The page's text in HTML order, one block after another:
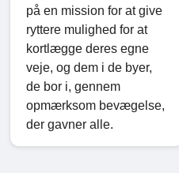
på en mission for at give
ryttere mulighed for at
kortlægge deres egne
veje, og dem i de byer,
de bor i, gennem
opmærksom bevægelse,
der gavner alle.